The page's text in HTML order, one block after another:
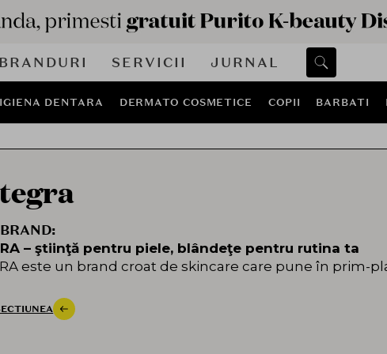
BRANDURI SERVICII JURNAL
IGIENA DENTARA DERMATO COSMETICE COPII BARBATI
– ştiinţă pentru piele, blândeţe pentru rutina ta
este un brand croat de skincare care pune în prim-
agresive sau compuşi inutili. Gama este concepută
pielii sensibile, reactive sau cu probleme, combinând